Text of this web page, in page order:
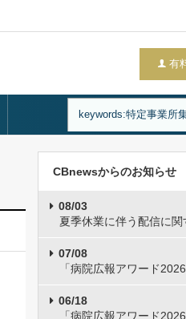
有
CBnewsからのお知らせ
08/03
夏季休業に伴う配信に
07/08
「病院広報アワード
06/18
「病院広報アワード